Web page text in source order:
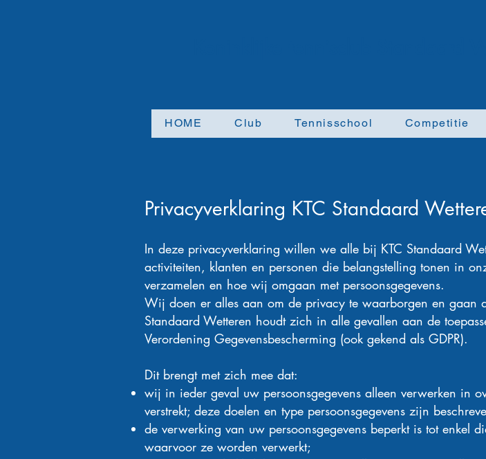
HOME Club Tennisschool Competitie
Privacyverklaring KTC Standaard
In deze privacyverklaring willen we alle bij KTC Standaard
activiteiten, klanten en personen die belangstelling tonen in
verzamelen en hoe wij omgaan met persoonsgegevens.
Wij doen er alles aan om de privacy te waarborgen en gaan
Standaard Wetteren houdt zich in alle gevallen aan de
Verordening Gegevensbescherming (ook gekend als GDPR).
Dit brengt met zich mee dat:
wij in ieder geval uw persoonsgegevens alleen verwerken in
verstrekt; deze doelen en type persoonsgegevens zijn
de verwerking van uw persoonsgegevens beperkt is tot enkel
waarvoor ze worden verwerkt;